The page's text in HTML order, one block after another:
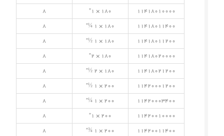
11418010000
180 × 1”
8
11418011400
180 × 1 ¼”
8
11418011200
180 × 1 ½”
8
11418020000
180 × 2”
8
11418021200
180 × 2 ½”
8
11420001200
200 × 1 ½”
8
11420003400
200 × 1 ¼”
8
11420010000
200 × 1”
8
11420011400
200 × 1 ¾”
8